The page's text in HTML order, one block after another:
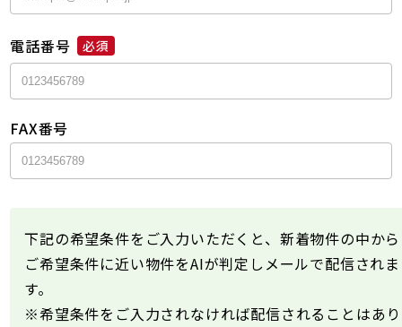
電話番号 必須
FAX番号
下記の希望条件をご入力いただくと、新着物件の中から
ご希望条件に近い物件をAIが判定しメールで配信されま
す。
※希望条件をご入力されなければ配信されることはあり